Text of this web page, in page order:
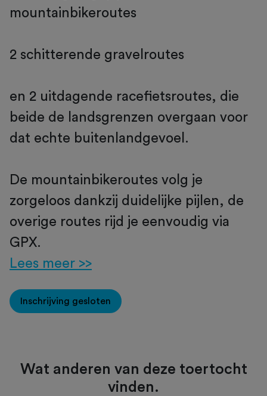
mountainbikeroutes
2 schitterende gravelroutes
en 2 uitdagende racefietsroutes, die
beide de landsgrenzen overgaan voor
dat echte buitenlandgevoel.
De mountainbikeroutes volg je
zorgeloos dankzij duidelijke pijlen, de
overige routes rijd je eenvoudig via
GPX.
Lees meer >>
Inschrijving gesloten
Wat anderen van deze toertocht
vinden.